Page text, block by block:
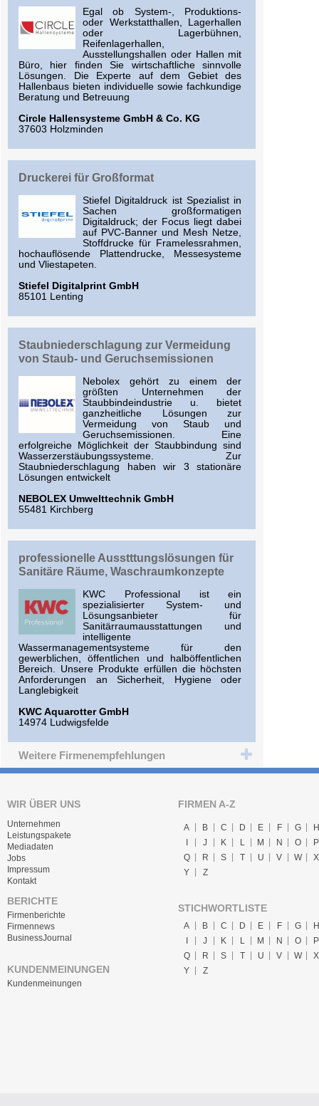
Egal ob System-, Produktions-
oder Werkstatthallen, Lagerhallen
oder Lagerbühnen,
Reifenlagerhallen,
Ausstellungshallen oder Hallen mit
Büro, hier finden Sie wirtschaftliche sinnvolle
Lösungen. Die Experte auf dem Gebiet des
Hallenbaus bieten individuelle sowie fachkundige
Beratung und Betreuung
Circle Hallensysteme GmbH & Co. KG
37603 Holzminden
Druckerei für Großformat
Stiefel Digitaldruck ist Spezialist in
Sachen großformatigen
Digitaldruck; der Focus liegt dabei
auf PVC-Banner und Mesh Netze,
Stoffdrucke für Framelessrahmen,
hochauflösende Plattendrucke, Messesysteme
und Vliestapeten.
Stiefel Digitalprint GmbH
85101 Lenting
Staubniederschlagung zur Vermeidung
von Staub- und Geruchsemissionen
Nebolex gehört zu einem der
größten Unternehmen der
Staubbindeindustrie u. bietet
ganzheitliche Lösungen zur
Vermeidung von Staub und
Geruchsemissionen. Eine
erfolgreiche Möglichkeit der Staubbindung sind
Wasserzerstäubungssysteme. Zur
Staubniederschlagung haben wir 3 stationäre
Lösungen entwickelt
NEBOLEX Umwelttechnik GmbH
55481 Kirchberg
professionelle Ausstttungslösungen für
Sanitäre Räume, Waschraumkonzepte
KWC Professional ist ein
spezialisierter System- und
Lösungsanbieter für
Sanitärraumausstattungen und
intelligente
Wassermanagementsysteme für den
gewerblichen, öffentlichen und halböffentlichen
Bereich. Unsere Produkte erfüllen die höchsten
Anforderungen an Sicherheit, Hygiene oder
Langlebigkeit
KWC Aquarotter GmbH
14974 Ludwigsfelde
Weitere Firmenempfehlungen
WIR ÜBER UNS
Unternehmen
Leistungspakete
Mediadaten
Jobs
Impressum
Kontakt
BERICHTE
Firmenberichte
Firmennews
BusinessJournal
KUNDENMEINUNGEN
Kundenmeinungen
FIRMEN A-Z
A B C D E F G
H
I
J K L M N O
P
Q
R S T U V W
X
Y
Z
STICHWORTLISTE
A B C D E F G
H
J K L M N O
P
Q
R S T U V W
X
Y
Z